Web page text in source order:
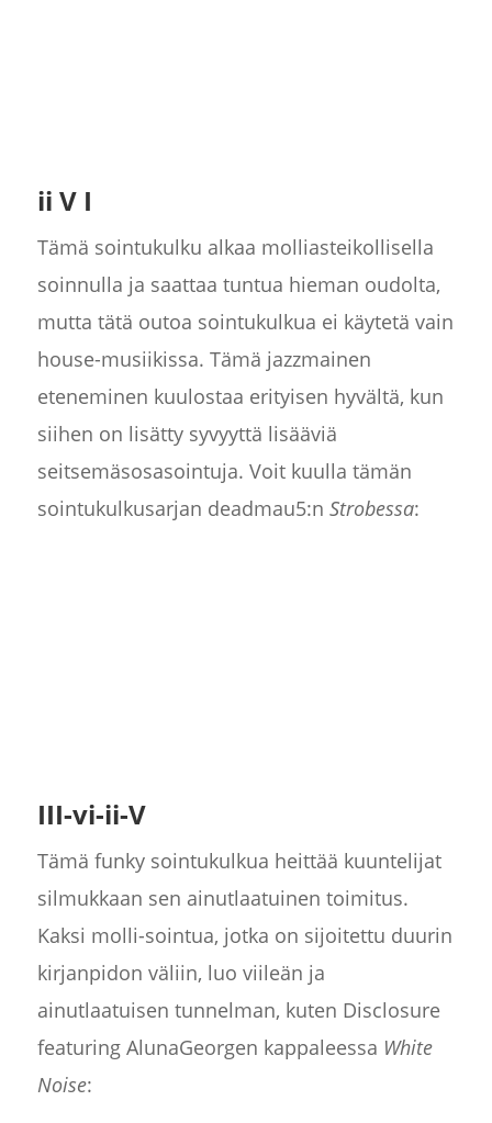
ii V I
Tämä sointukulku alkaa molliasteikollisella
soinnulla ja saattaa tuntua hieman oudolta,
mutta tätä outoa sointukulkua ei käytetä vain
house-musiikissa. Tämä jazzmainen
eteneminen kuulostaa erityisen hyvältä, kun
siihen on lisätty syvyyttä lisääviä
seitsemäsosasointuja. Voit kuulla tämän
sointukulkusarjan deadmau5:n Strobessa:
III-vi-ii-V
Tämä funky sointukulkua heittää kuuntelijat
silmukkaan sen ainutlaatuinen toimitus.
Kaksi molli-sointua, jotka on sijoitettu duurin
kirjanpidon väliin, luo viileän ja
ainutlaatuisen tunnelman, kuten Disclosure
featuring AlunaGeorgen kappaleessa White
Noise: